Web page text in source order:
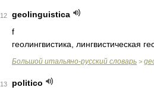
12
geolinguistica
f
геолингвистика, лингвистическая
Большой итальяно-русский словарь >
13
politico